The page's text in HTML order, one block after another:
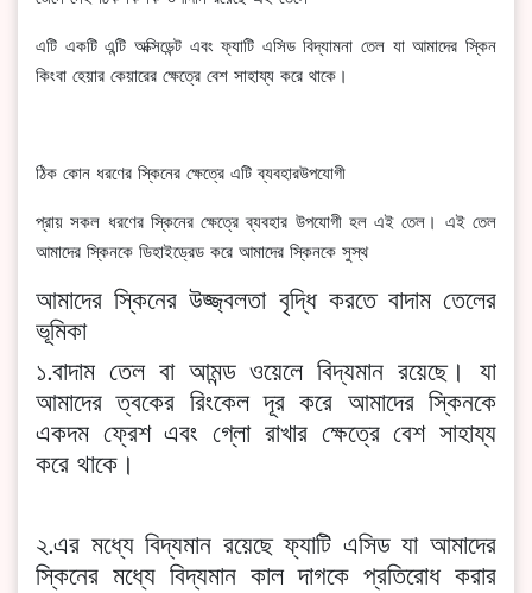
এটি একটি এন্টি অক্সিডেন্ট এবং ফ্যাটি এসিড বিদ্যামনা তেল যা আমাদের স্কিন
কিংবা হেয়ার কেয়ারের ক্ষেত্রে বেশ সাহায্য করে থাকে।
ঠিক কোন ধরণের স্কিনের ক্ষেত্রে এটি ব্যবহারউপযোগী
প্রায় সকল ধরণের স্কিনের ক্ষেত্রে ব্যবহার উপযোগী হল এই তেল। এই তেল
আমাদের স্কিনকে ডিহাইড্রেড করে আমাদের স্কিনকে সুস্থ
আমাদের স্কিনের উজ্জ্বলতা বৃদ্ধি করতে বাদাম তেলের
ভূমিকা
১.বাদাম তেল বা আমন্ড ওয়েলে বিদ্যমান রয়েছে। যা
আমাদের ত্বকের রিংকেল দূর করে আমাদের স্কিনকে
একদম ফ্রেশ এবং গ্লো রাখার ক্ষেত্রে বেশ সাহায্য
করে থাকে।
২.এর মধ্যে বিদ্যমান রয়েছে ফ্যাটি এসিড যা আমাদের
স্কিনের মধ্যে বিদ্যমান কাল দাগকে প্রতিরোধ করার